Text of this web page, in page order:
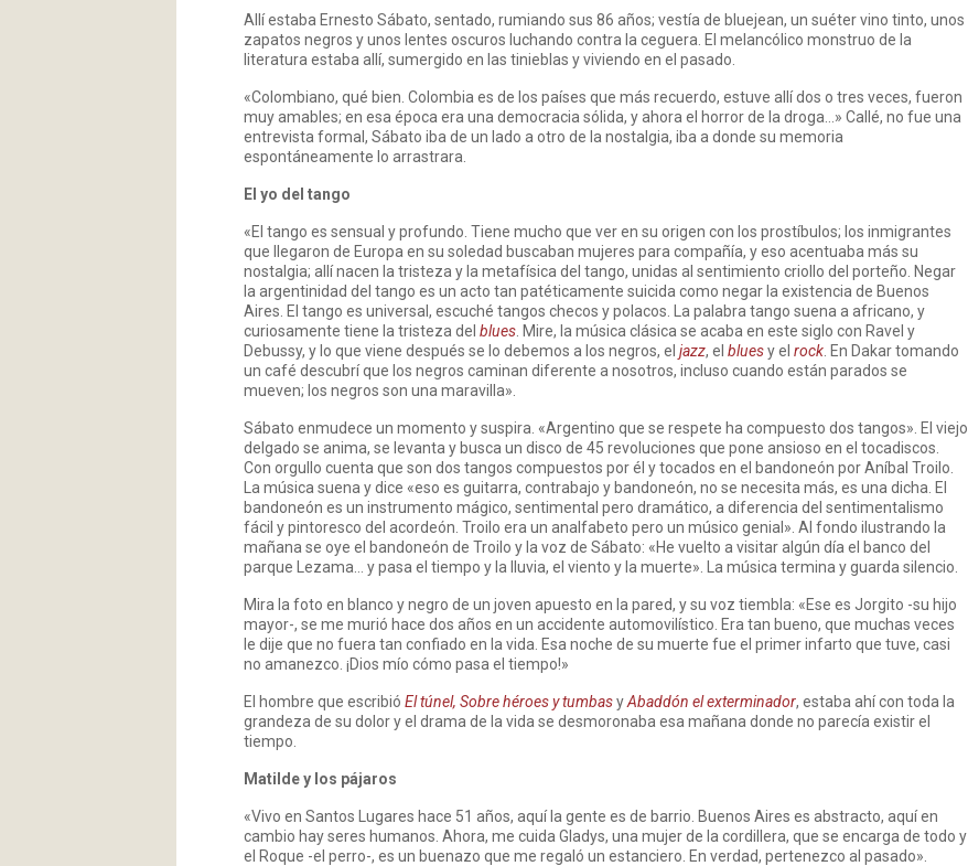
Allí estaba Ernesto Sábato, sentado, rumiando sus 86 años; vestía de bluejean, un suéter vino tinto, unos
zapatos negros y unos lentes oscuros luchando contra la ceguera. El melancólico monstruo de la
literatura estaba allí, sumergido en las tinieblas y viviendo en el pasado.
«Colombiano, qué bien. Colombia es de los países que más recuerdo, estuve allí dos o tres veces, fueron
muy amables; en esa época era una democracia sólida, y ahora el horror de la droga…» Callé, no fue una
entrevista formal, Sábato iba de un lado a otro de la nostalgia, iba a donde su memoria
espontáneamente lo arrastrara.
El yo del tango
«El tango es sensual y profundo. Tiene mucho que ver en su origen con los prostíbulos; los inmigrantes
que llegaron de Europa en su soledad buscaban mujeres para compañía, y eso acentuaba más su
nostalgia; allí nacen la tristeza y la metafísica del tango, unidas al sentimiento criollo del porteño. Negar
la argentinidad del tango es un acto tan patéticamente suicida como negar la existencia de Buenos
Aires. El tango es universal, escuché tangos checos y polacos. La palabra tango suena a africano, y
curiosamente tiene la tristeza del blues. Mire, la música clásica se acaba en este siglo con Ravel y
Debussy, y lo que viene después se lo debemos a los negros, el jazz, el bluesy el rock. En Dakar tomando
un café descubrí que los negros caminan diferente a nosotros, incluso cuando están parados se
mueven; los negros son una maravilla».
Sábato enmudece un momento y suspira. «Argentino que se respete ha compuesto dos tangos». El viejo
delgado se anima, se levanta y busca un disco de 45 revoluciones que pone ansioso en el tocadiscos.
Con orgullo cuenta que son dos tangos compuestos por él y tocados en el bandoneón por Aníbal Troilo.
La música suena y dice «eso es guitarra, contrabajo y bandoneón, no se necesita más, es una dicha. El
bandoneón es un instrumento mágico, sentimental pero dramático, a diferencia del sentimentalismo
fácil y pintoresco del acordeón. Troilo era un analfabeto pero un músico genial». Al fondo ilustrando la
mañana se oye el bandoneón de Troilo y la voz de Sábato: «He vuelto a visitar algún día el banco del
parque Lezama… y pasa el tiempo y la lluvia, el viento y la muerte». La música termina y guarda silencio.
Mira la foto en blanco y negro de un joven apuesto en la pared, y su voz tiembla: «Ese es Jorgito -su hijo
mayor-, se me murió hace dos años en un accidente automovilístico. Era tan bueno, que muchas veces
le dije que no fuera tan confiado en la vida. Esa noche de su muerte fue el primer infarto que tuve, casi
no amanezco. ¡Dios mío cómo pasa el tiempo!»
El hombre que escribió El túnel, Sobre héroes y tumbasyAbaddón el exterminador, estaba ahí con toda la
grandeza de su dolor y el drama de la vida se desmoronaba esa mañana donde no parecía existir el
tiempo.
Matilde y los pájaros
«Vivo en Santos Lugares hace 51 años, aquí la gente es de barrio. Buenos Aires es abstracto, aquí en
cambio hay seres humanos. Ahora, me cuida Gladys, una mujer de la cordillera, que se encarga de todo y
el Roque -el perro-, es un buenazo que me regaló un estanciero. En verdad, pertenezco al pasado».